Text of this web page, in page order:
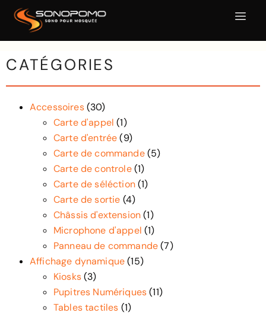
CATÉGORIES
Accessoires (30)
Carte d'appel (1)
Carte d'entrée (9)
Carte de commande (5)
Carte de controle (1)
Carte de séléction(1)
Carte de sortie (4)
Châssis d'extension (1)
Microphone d'appel (1)
Panneau de commande (7)
Affichage dynamique (15)
Kiosks(3)
Pupitres Numériques (11)
Tables tactiles (1)